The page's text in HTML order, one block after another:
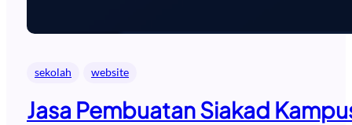
sekolah website
Jasa Pembuatan Siakad